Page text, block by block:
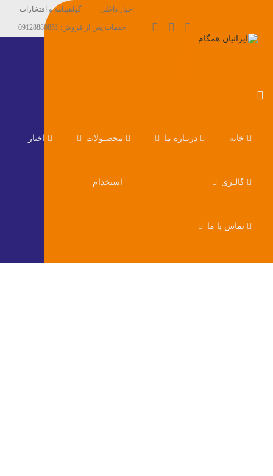
اخبار داخلی گواهینامه و افتخارات
خدمات پس از فروش: 09128880851
خانه دربـاره ما محصـولات اخبار
گالـری استخدام
تماس با ما